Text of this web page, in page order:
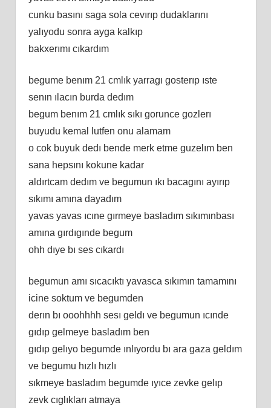
cunku basını saga sola cevırıp dudaklarını
yalıyodu sonra ayga kalkıp
bakxerımı cıkardım
begume benım 21 cmlık yarragı gosterıp ıste
senın ılacın burda dedım
begum benım 21 cmlık sıkı gorunce gozlerı
buyudu kemal lutfen onu alamam
o cok buyuk dedı bende merk etme guzelım ben
sana hepsını kokune kadar
aldırtcam dedım ve begumun ıkı bacagını ayırıp
sıkımı amına dayadım
yavas yavas ıcıne gırmeye basladım sıkımınbası
amına gırdıgınde begum
ohh dıye bı ses cıkardı
begumun amı sıcacıktı yavasca sıkımın tamamını
icine soktum ve begumden
derın bı ooohhhh sesı geldı ve begumun ıcınde
gıdıp gelmeye basladım ben
gıdıp gelıyo begumde ınlıyordu bı ara gaza geldım
ve begumu hızlı hızlı
sıkmeye basladım begumde ıyıce zevke gelıp
zevk cıglıkları atmaya